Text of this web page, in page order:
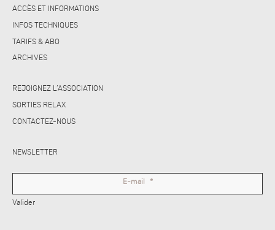
ACCÈS ET INFORMATIONS
INFOS TECHNIQUES
TARIFS & ABO
ARCHIVES
REJOIGNEZ L’ASSOCIATION
SORTIES RELAX
CONTACTEZ-NOUS
NEWSLETTER
E-mail *
Valider